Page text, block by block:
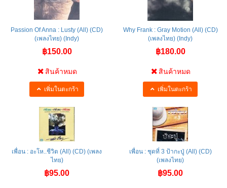
Passion Of Anna : Lusty (All) (CD)
(เพลงไทย) (Indy)
฿150.00
สินค้าหมด
เพิ่มในตะกร้า
Why Frank : Gray Motion (All) (CD)
(เพลงไทย) (Indy)
฿180.00
สินค้าหมด
เพิ่มในตะกร้า
เพื่อน : อะโห..ชีวิต (All) (CD) (เพลง
ไทย)
฿95.00
เพื่อน : ชุดที่ 3 ป้ากะปู่ (All) (CD)
(เพลงไทย)
฿95.00